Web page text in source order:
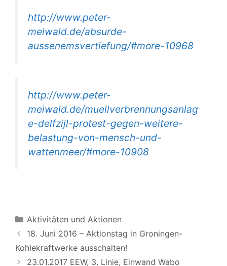
http://www.peter-
meiwald.de/absurde-
aussenemsvertiefung/#more-10968
http://www.peter-
meiwald.de/muellverbrennungsanlag
e-delfzijl-protest-gegen-weitere-
belastung-von-mensch-und-
wattenmeer/#more-10908
Kategorien
Aktivitäten und Aktionen
18. Juni 2016 – Aktionstag in Groningen-
Kohlekraftwerke ausschalten!
23.01.2017 EEW, 3. Linie, Einwand Wabo